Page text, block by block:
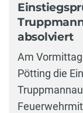
absolviert
Am
Pötting die